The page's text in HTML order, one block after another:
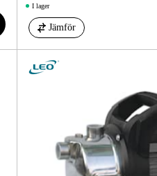
I lager
Jämför